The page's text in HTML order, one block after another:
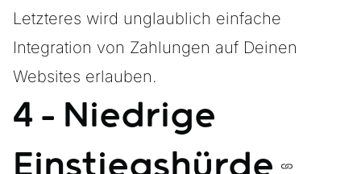
Letzteres wird unglaublich einfache
Integration von Zahlungen auf Deinen
Websites erlauben.
4 - Niedrige